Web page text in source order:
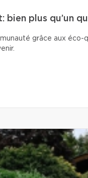
bien plus qu’un
grâce aux éco-